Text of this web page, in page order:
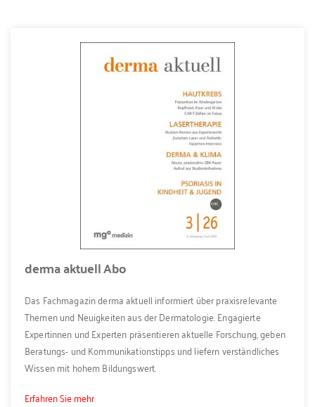
derma aktuell Abo
Das Fachmagazin derma aktuell informiert über praxisrelevante
Themen und Neuigkeiten aus der Dermatologie. Engagierte
Expertinnen und Experten präsentieren aktuelle Forschung, geben
Beratungs- und Kommunikationstipps und liefern verständliches
Wissen mit hohem Bildungswert.
Erfahren Sie mehr